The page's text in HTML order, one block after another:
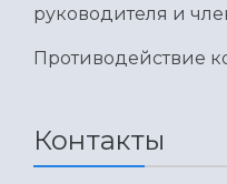
руководителя и
Противодействие
Контакты